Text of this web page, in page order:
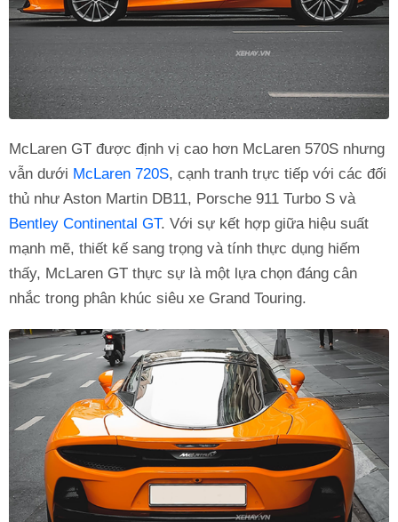
McLaren GT được định vị cao hơn McLaren 570S nhưng
vẫn dưới McLaren 720S, cạnh tranh trực tiếp với các đối
thủ như Aston Martin DB11, Porsche 911 Turbo S và
Bentley Continental GT. Với sự kết hợp giữa hiệu suất
mạnh mẽ, thiết kế sang trọng và tính thực dụng hiếm
thấy, McLaren GT thực sự là một lựa chọn đáng cân
nhắc trong phân khúc siêu xe Grand Touring.